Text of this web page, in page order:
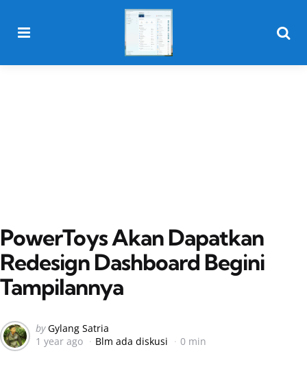
PowerToys Akan Dapatkan
Redesign Dashboard Begini
Tampilannya
Posted
by
by Gylang Satria
1 year ago
Blm ada diskusi 0 min